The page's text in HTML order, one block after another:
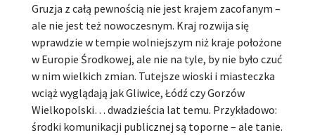
Gruzja z całą pewnością nie jest krajem zacofanym –
ale nie jest też nowoczesnym. Kraj rozwija się
wprawdzie w tempie wolniejszym niż kraje położone
w Europie Środkowej, ale nie na tyle, by nie było czuć
w nim wielkich zmian. Tutejsze wioski i miasteczka
wciąż wyglądają jak Gliwice, Łódź czy Gorzów
Wielkopolski… dwadzieścia lat temu. Przykładowo:
środki komunikacji publicznej są toporne – ale tanie.